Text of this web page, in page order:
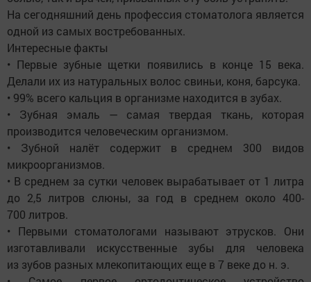
На сегодняшний день профессия стоматолога является
одной из самых востребованных.
Интересные факты
• Первые зубные щетки появились в конце 15 века.
Делали их из натуральных волос свиньи, коня, барсука.
• 99% всего кальция в организме находится в зубах.
• Зубная эмаль — самая твердая ткань, которая
производится человеческим организмом.
• Зубной налёт содержит в среднем 300 видов
микроорганизмов.
• В среднем за сутки человек вырабатывает от 1 литра
до 2,5 литров слюны, за год в среднем около 400-
700 литров.
• Первыми стоматологами называют этрусков. Они
изготавливали искусственные зубы для человека
из зубов разных млекопитающих еще в 7 веке до н. э.